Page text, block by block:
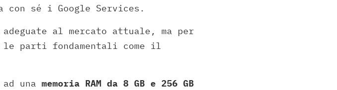
sé i Google Services.
al mercato attuale, ma per
parti fondamentali come il
una memoria RAM da 8 GB e 256 GB